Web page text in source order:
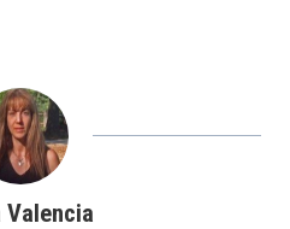
Valencia